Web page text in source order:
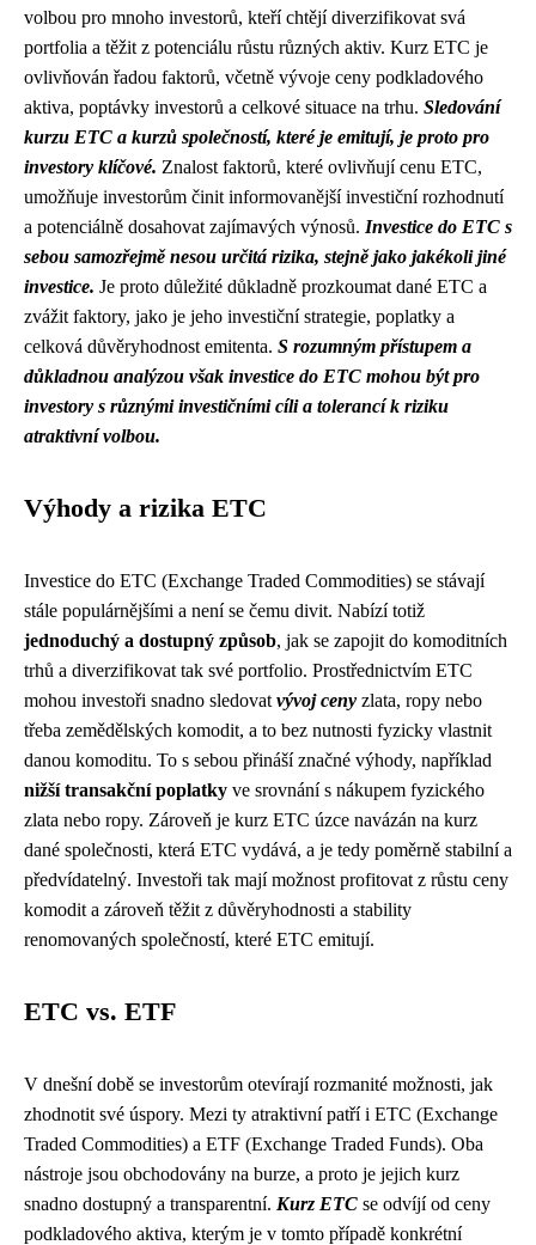
volbou pro mnoho investorů, kteří chtějí diverzifikovat svá
portfolia a těžit z potenciálu růstu různých aktiv. Kurz ETC je
ovlivňován řadou faktorů, včetně vývoje ceny podkladového
aktiva, poptávky investorů a celkové situace na trhu. Sledování
kurzu ETC a kurzů společností, které je emitují, je proto pro
investory klíčové. Znalost faktorů, které ovlivňují cenu ETC,
umožňuje investorům činit informovanější investiční rozhodnutí
a potenciálně dosahovat zajímavých výnosů. Investice do ETC s
sebou samozřejmě nesou určitá rizika, stejně jako jakékoli jiné
investice. Je proto důležité důkladně prozkoumat dané ETC a
zvážit faktory, jako je jeho investiční strategie, poplatky a
celková důvěryhodnost emitenta. S rozumným přístupem a
důkladnou analýzou však investice do ETC mohou být pro
investory s různými investičními cíli a tolerancí k riziku
atraktivní volbou.
Výhody a rizika ETC
Investice do ETC (Exchange Traded Commodities) se stávají
stále populárnějšími a není se čemu divit. Nabízí totiž
jednoduchý a dostupný způsob, jak se zapojit do komoditních
trhů a diverzifikovat tak své portfolio. Prostřednictvím ETC
mohou investoři snadno sledovat vývoj ceny zlata, ropy nebo
třeba zemědělských komodit, a to bez nutnosti fyzicky vlastnit
danou komoditu. To s sebou přináší značné výhody, například
nižší transakční poplatky ve srovnání s nákupem fyzického
zlata nebo ropy. Zároveň je kurz ETC úzce navázán na kurz
dané společnosti, která ETC vydává, a je tedy poměrně stabilní a
předvídatelný. Investoři tak mají možnost profitovat z růstu ceny
komodit a zároveň těžit z důvěryhodnosti a stability
renomovaných společností, které ETC emitují.
ETC vs. ETF
V dnešní době se investorům otevírají rozmanité možnosti, jak
zhodnotit své úspory. Mezi ty atraktivní patří i ETC (Exchange
Traded Commodities) a ETF (Exchange Traded Funds). Oba
nástroje jsou obchodovány na burze, a proto je jejich kurz
snadno dostupný a transparentní. Kurz ETC se odvíjí od ceny
podkladového aktiva, kterým je v tomto případě konkrétní